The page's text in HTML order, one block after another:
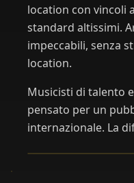
location con vincoli
standard altissimi.
impeccabili, senza
location.
Musicisti di talento
pensato per un
internazionale. La